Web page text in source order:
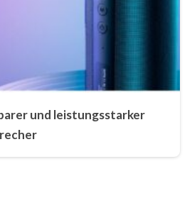
und leistungsstarker